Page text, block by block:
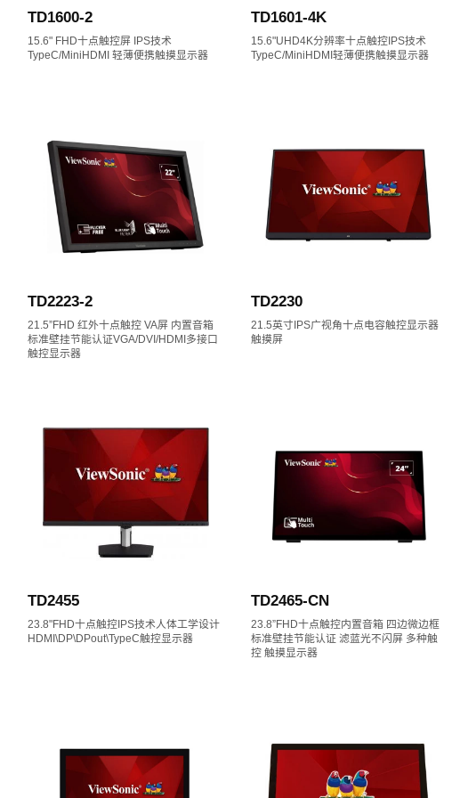
TD1600-2
15.6" FHD十点触控屏 IPS技术
TypeC/MiniHDMI 轻薄便携触摸显示器
TD1601-4K
15.6"UHD4K分辨率十点触控IPS技术
TypeC/MiniHDMI轻薄便携触摸显示器
TD2223-2
21.5”FHD 红外十点触控 VA屏 内置音箱
标准壁挂节能认证VGA/DVI/HDMI多接口
触控显示器
TD2230
21.5英寸IPS广视角十点电容触控显示器
触摸屏
TD2455
23.8"FHD十点触控IPS技术人体工学设计
HDMI\DP\DPout\TypeC触控显示器
TD2465-CN
23.8”FHD十点触控内置音箱 四边微边框
标准壁挂节能认证 滤蓝光不闪屏 多种触
控 触摸显示器